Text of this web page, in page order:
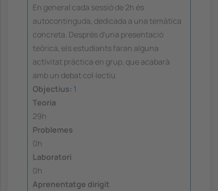
En general cada sessió de 2h és
autocontinguda, dedicada a una temàtica
concreta. Després d'una presentació
teòrica, els estudiants faran alguna
activitat pràctica en grup, que acabarà
amb un debat col·lectiu
Objectius: 1
Teoria
29h
Problemes
0h
Laboratori
0h
Aprenentatge dirigit